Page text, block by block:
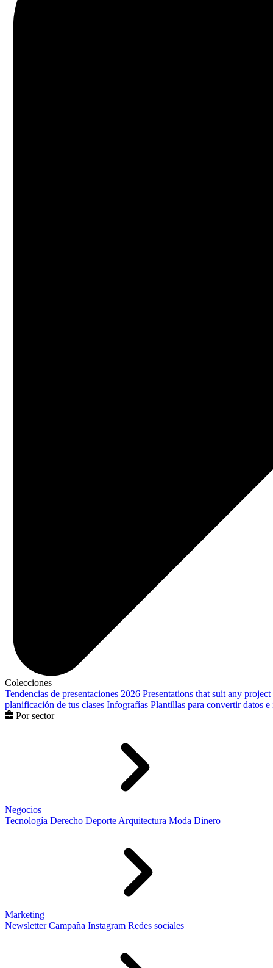
Colecciones
Tendencias de presentaciones 2026 Presentations that suit any project
planificación de tus clases Infografías Plantillas para convertir datos
Por sector
Negocios
Tecnología Derecho Deporte Arquitectura Moda Dinero
Marketing
Newsletter Campaña Instagram Redes sociales